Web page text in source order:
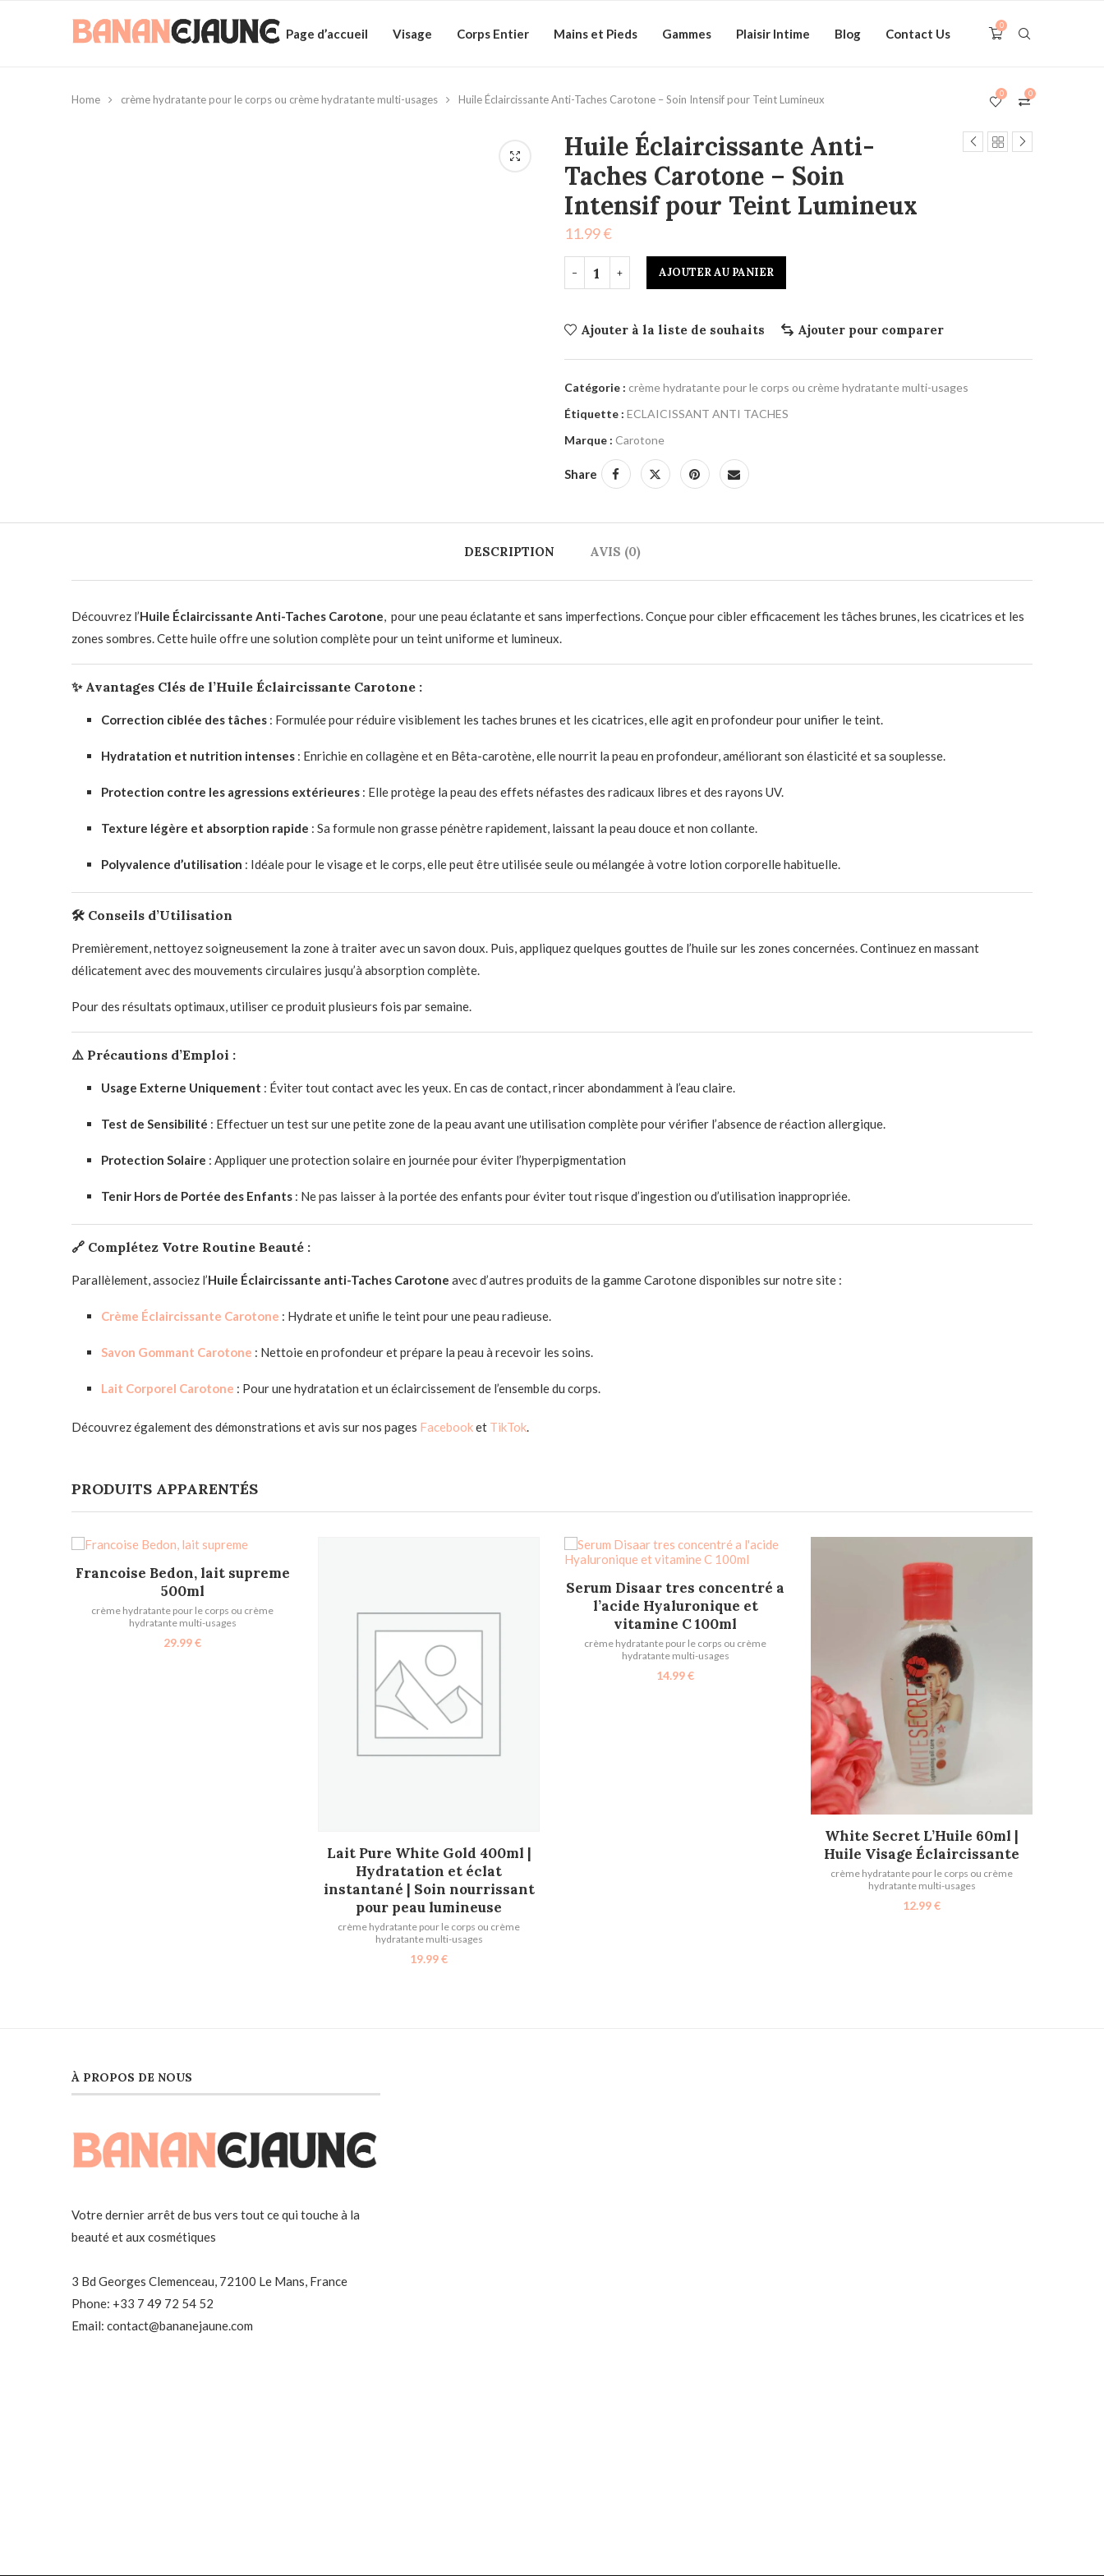
Page d’accueil Visage Corps Entier Mains et Pieds Gammes Plaisir Intime Blog Contact Us
0
0
0
Home crème hydratante pour le corps ou crème hydratante multi-usages Huile Éclaircissante Anti-Taches Carotone – Soin Intensif pour Teint Lumineux
Huile Éclaircissante Anti-
Taches Carotone – Soin
Intensif pour Teint Lumineux
11.99€
AJOUTER AU PANIER
Ajouter à la liste de souhaits Ajouter pour comparer
Catégorie : crème hydratante pour le corps ou crème hydratante multi-usages
Étiquette : ECLAICISSANT ANTI TACHES
Marque : Carotone
Share
DESCRIPTION AVIS (0)
Découvrez l’Huile Éclaircissante Anti-Taches Carotone, pour une peau éclatante et sans imperfections. Conçue pour cibler efficacement les tâches brunes, les cicatrices et les
zones sombres. Cette huile offre une solution complète pour un teint uniforme et lumineux.
✨ Avantages Clés de l’Huile Éclaircissante Carotone :
Correction ciblée des tâches : Formulée pour réduire visiblement les taches brunes et les cicatrices, elle agit en profondeur pour unifier le teint.
Hydratation et nutrition intenses : Enrichie en collagène et en Bêta-carotène, elle nourrit la peau en profondeur, améliorant son élasticité et sa souplesse.
Protection contre les agressions extérieures : Elle protège la peau des effets néfastes des radicaux libres et des rayons UV.
Texture légère et absorption rapide : Sa formule non grasse pénètre rapidement, laissant la peau douce et non collante.
Polyvalence d’utilisation : Idéale pour le visage et le corps, elle peut être utilisée seule ou mélangée à votre lotion corporelle habituelle.
🛠 Conseils d’Utilisation
Premièrement, nettoyezsoigneusement la zone à traiter avec un savon doux. ​ Puis, appliquezquelques gouttes de l’huile sur les zones concernées.​ Continuez en massant
délicatement avec des mouvements circulaires jusqu’à absorption complète.
Pour des résultats optimaux, utiliser ce produit plusieurs fois par semaine.
⚠️ Précautions d’Emploi :
Usage Externe Uniquement : Éviter tout contact avec les yeux. En cas de contact, rincer abondamment à l’eau claire.
Test de Sensibilité : Effectuer un test sur une petite zone de la peau avant une utilisation complète pour vérifier l’absence de réaction allergique.
Protection Solaire : Appliquer une protection solaire en journée pour éviter l’hyperpigmentation
Tenir Hors de Portée des Enfants : Ne pas laisser à la portée des enfants pour éviter tout risque d’ingestion ou d’utilisation inappropriée.
🔗 Complétez Votre Routine Beauté :
Parallèlement, associez l’Huile Éclaircissante anti-Taches Carotone avec d’autres produits de la gamme Carotone disponibles sur notre site :
Crème Éclaircissante Carotone : Hydrate et unifie le teint pour une peau radieuse.
Savon Gommant Carotone : Nettoie en profondeur et prépare la peau à recevoir les soins.
Lait Corporel Carotone : Pour une hydratation et un éclaircissement de l’ensemble du corps.
Découvrez également des démonstrations et avis sur nos pages Facebooket TikTok.
PRODUITS APPARENTÉS
AJOUTER AU PANIER
Francoise Bedon, lait supreme
500ml
crème hydratante pour le corps ou crème
hydratante multi-usages
29.99€
AJOUTER AU PANIER
Lait Pure White Gold 400ml |
Hydratation et éclat
instantané | Soin nourrissant
pour peau lumineuse
crème hydratante pour le corps ou crème
hydratante multi-usages
19.99€
AJOUTER AU PANIER
Serum Disaar tres concentré a
l’acide Hyaluronique et
vitamine C 100ml
crème hydratante pour le corps ou crème
hydratante multi-usages
14.99€
AJOUTER AU PANIER
White Secret L’Huile 60ml |
Huile Visage Éclaircissante
crème hydratante pour le corps ou crème
hydratante multi-usages
12.99€
À PROPOS DE NOUS
Votre dernier arrêt de bus vers tout ce qui touche à la
beauté et aux cosmétiques
3 Bd Georges Clemenceau, 72100 Le Mans, France
Phone: +33 7 49 72 54 52
Email: contact@bananejaune.com